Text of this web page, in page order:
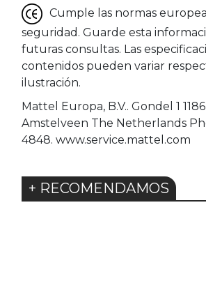
Cumple las normas
seguridad. Guarde esta
futuras consultas. Las
contenidos pueden variar
ilustración.
Mattel Europa, B.V.. Gondel 1
Amstelveen The Netherlands
4848. www.service.mattel.com
+ RECOMENDAMOS